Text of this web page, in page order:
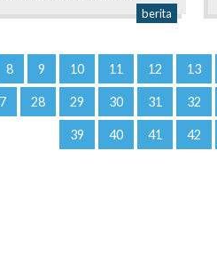
berita
8 9 10 11 12 13
28 29 30 31 32
39 40 41 42